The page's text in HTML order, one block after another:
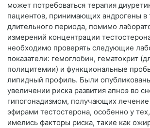
может потребоваться терапия
пациентов, принимающих андрогены в
длительного периода, помимо
измерений концентрации
необходимо проверять следующие
показатели: гемоглобин, гематокрит
полицитемии) и функциональные
липидный профиль. Были
увеличении риска развития апноэ во
гипогонадизмом, получающих
эфирами тестостерона, особенно у
имелись факторы риска, такие как